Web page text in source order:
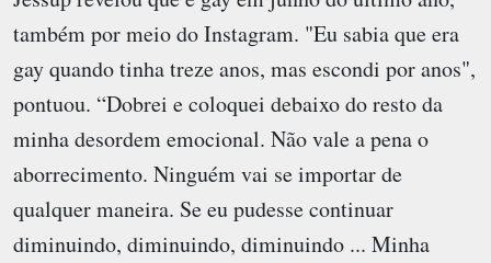
também por meio do Instagram. "Eu sabia que era
gay quando tinha treze anos, mas escondi por anos",
pontuou. “Dobrei e coloquei debaixo do resto da
minha desordem emocional. Não vale a pena o
aborrecimento. Ninguém vai se importar de
qualquer maneira. Se eu pudesse continuar
diminuindo, diminuindo, diminuindo ... Minha